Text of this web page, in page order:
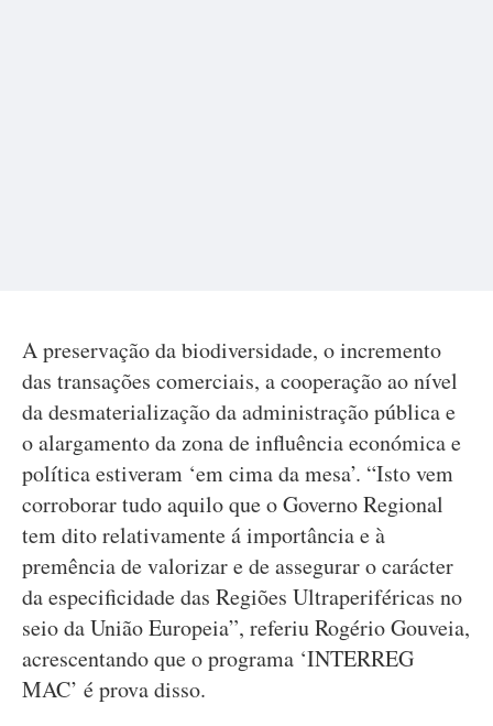
A preservação da biodiversidade, o incremento
das transações comerciais, a cooperação ao nível
da desmaterialização da administração pública e
o alargamento da zona de influência económica e
política estiveram ‘em cima da mesa’. “Isto vem
corroborar tudo aquilo que o Governo Regional
tem dito relativamente á importância e à
premência de valorizar e de assegurar o carácter
da especificidade das Regiões Ultraperiféricas no
seio da União Europeia”, referiu Rogério Gouveia,
acrescentando que o programa ‘INTERREG
MAC’ é prova disso.